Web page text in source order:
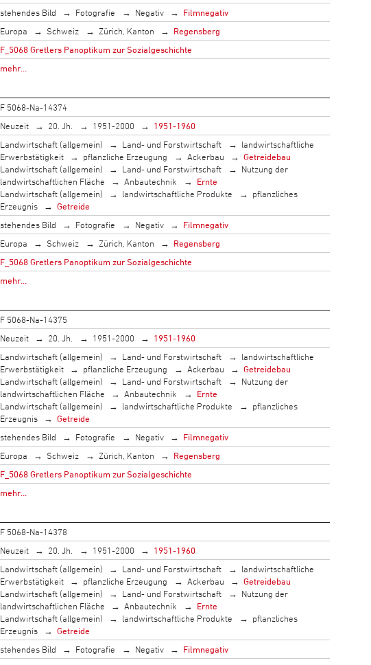
stehendes Bild Fotografie Negativ
Filmnegativ
Europa Schweiz Zürich, Kanton
Regensberg
F_5068 Gretlers Panoptikum zur Sozialgeschichte
mehr…
F 5068-Na-14374
Neuzeit 20. Jh. 1951-2000
1951-1960
Landwirtschaft (allgemein) Land- und Forstwirtschaft
landwirtschaftliche
Erwerbstätigkeit
pflanzliche Erzeugung Ackerbau
Getreidebau
Landwirtschaft (allgemein)
Land- und Forstwirtschaft
Nutzung der
landwirtschaftlichen Fläche
Anbautechnik
Ernte
Landwirtschaft (allgemein)
landwirtschaftliche Produkte
pflanzliches
Erzeugnis
Getreide
stehendes Bild Fotografie Negativ
Filmnegativ
Europa Schweiz Zürich, Kanton
Regensberg
F_5068 Gretlers Panoptikum zur Sozialgeschichte
mehr…
F 5068-Na-14375
Neuzeit 20. Jh. 1951-2000
1951-1960
Landwirtschaft (allgemein) Land- und Forstwirtschaft
landwirtschaftliche
Erwerbstätigkeit
pflanzliche Erzeugung Ackerbau
Getreidebau
Landwirtschaft (allgemein)
Land- und Forstwirtschaft
Nutzung der
landwirtschaftlichen Fläche
Anbautechnik
Ernte
Landwirtschaft (allgemein)
landwirtschaftliche Produkte
pflanzliches
Erzeugnis
Getreide
stehendes Bild Fotografie Negativ
Filmnegativ
Europa Schweiz Zürich, Kanton
Regensberg
F_5068 Gretlers Panoptikum zur Sozialgeschichte
mehr…
F 5068-Na-14378
Neuzeit 20. Jh. 1951-2000
1951-1960
Landwirtschaft (allgemein) Land- und Forstwirtschaft
landwirtschaftliche
Erwerbstätigkeit
pflanzliche Erzeugung Ackerbau
Getreidebau
Landwirtschaft (allgemein)
Land- und Forstwirtschaft
Nutzung der
landwirtschaftlichen Fläche
Anbautechnik
Ernte
Landwirtschaft (allgemein)
landwirtschaftliche Produkte
pflanzliches
Erzeugnis
Getreide
stehendes Bild Fotografie Negativ
Filmnegativ